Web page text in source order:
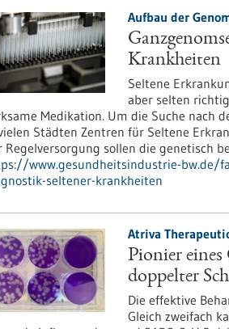
Aufbau der
Krankheiten
Seltene
aber selten
Medikation. Um die Suche nach
Städten Zentren für Seltene
Regelversorgung sollen die genetisch
www.gesundheitsindustrie-bw.de/
seltener-krankheiten
Atriva
Pionier
doppelter
Die effektive
Gleich zweifach